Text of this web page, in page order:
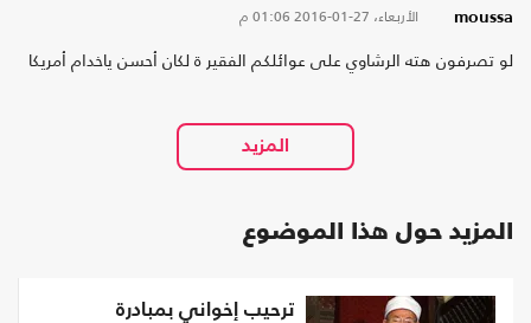
moussa الأربعاء، 27-01-2016 01:06 م
لو تصرفون هته الرشاوي على عوائلكم الفقير ة لكان أحسن ياخدام أمريكا
المزيد حول هذا الموضوع
ترحيب إخواني بمبادرة